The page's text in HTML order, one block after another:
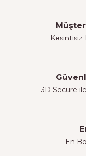
Kesintisiz
3D Secure
En